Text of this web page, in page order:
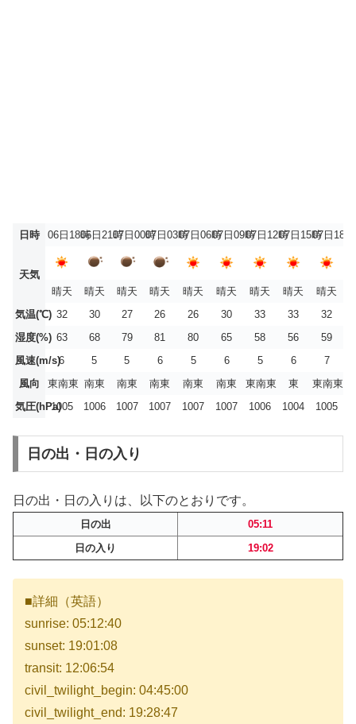
日時 06日18時06日21時07日00時07日03時07日06時07日09時07日12時07日15時07日18時
天気
晴天
晴天 晴天 晴天 晴天 晴天 晴天 晴天
晴天
気温(℃) 32 30 27 26 26 30 33 33
32
湿度(%) 63 68 79 81 80 65 58 56
59
風速(m/s)6 5 5 6 5 6 5 6
7
風向
東南東 南東 南東 南東 南東 南東 東南東 東
東南東
気圧(hPa)1005 1006 1007 1007 1007 1007 1006 1004 1005
日の出・日の入り
日の出・日の入りは、以下のとおりです。
日の出
05:11
日の入り
19:02
■詳細（英語）
sunrise: 05:12:40
sunset: 19:01:08
transit: 12:06:54
civil_twilight_begin: 04:45:00
civil_twilight_end: 19:28:47